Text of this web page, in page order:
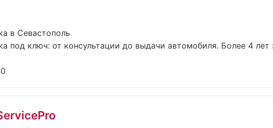
в Севастополь
под ключ: от консультации до выдачи автомобиля. Более 4 лет